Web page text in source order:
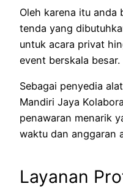
Oleh karena itu anda
tenda yang
untuk acara privat
event berskala besar.
Sebagai penyedia
Mandiri Jaya
penawaran menarik
waktu dan anggaran
Layanan